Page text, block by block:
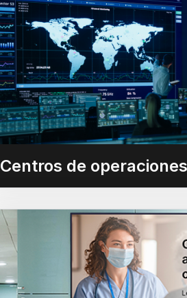
Centros de operaciones
Centros de
Agregue inteligencia operativa
sistemas de gestión de
gestión de edificios (BMS),
otros contenidos operativos
Aproveche la red de
(CDN) de Userful